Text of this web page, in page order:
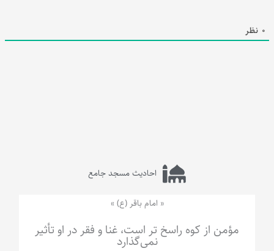
0 نظر
احادیث مسجد جامع
« امام باقر (ع) »
مؤمن از کوه راسخ تر است، غنا و فقر در او تأثیر
نمی‌گذارد